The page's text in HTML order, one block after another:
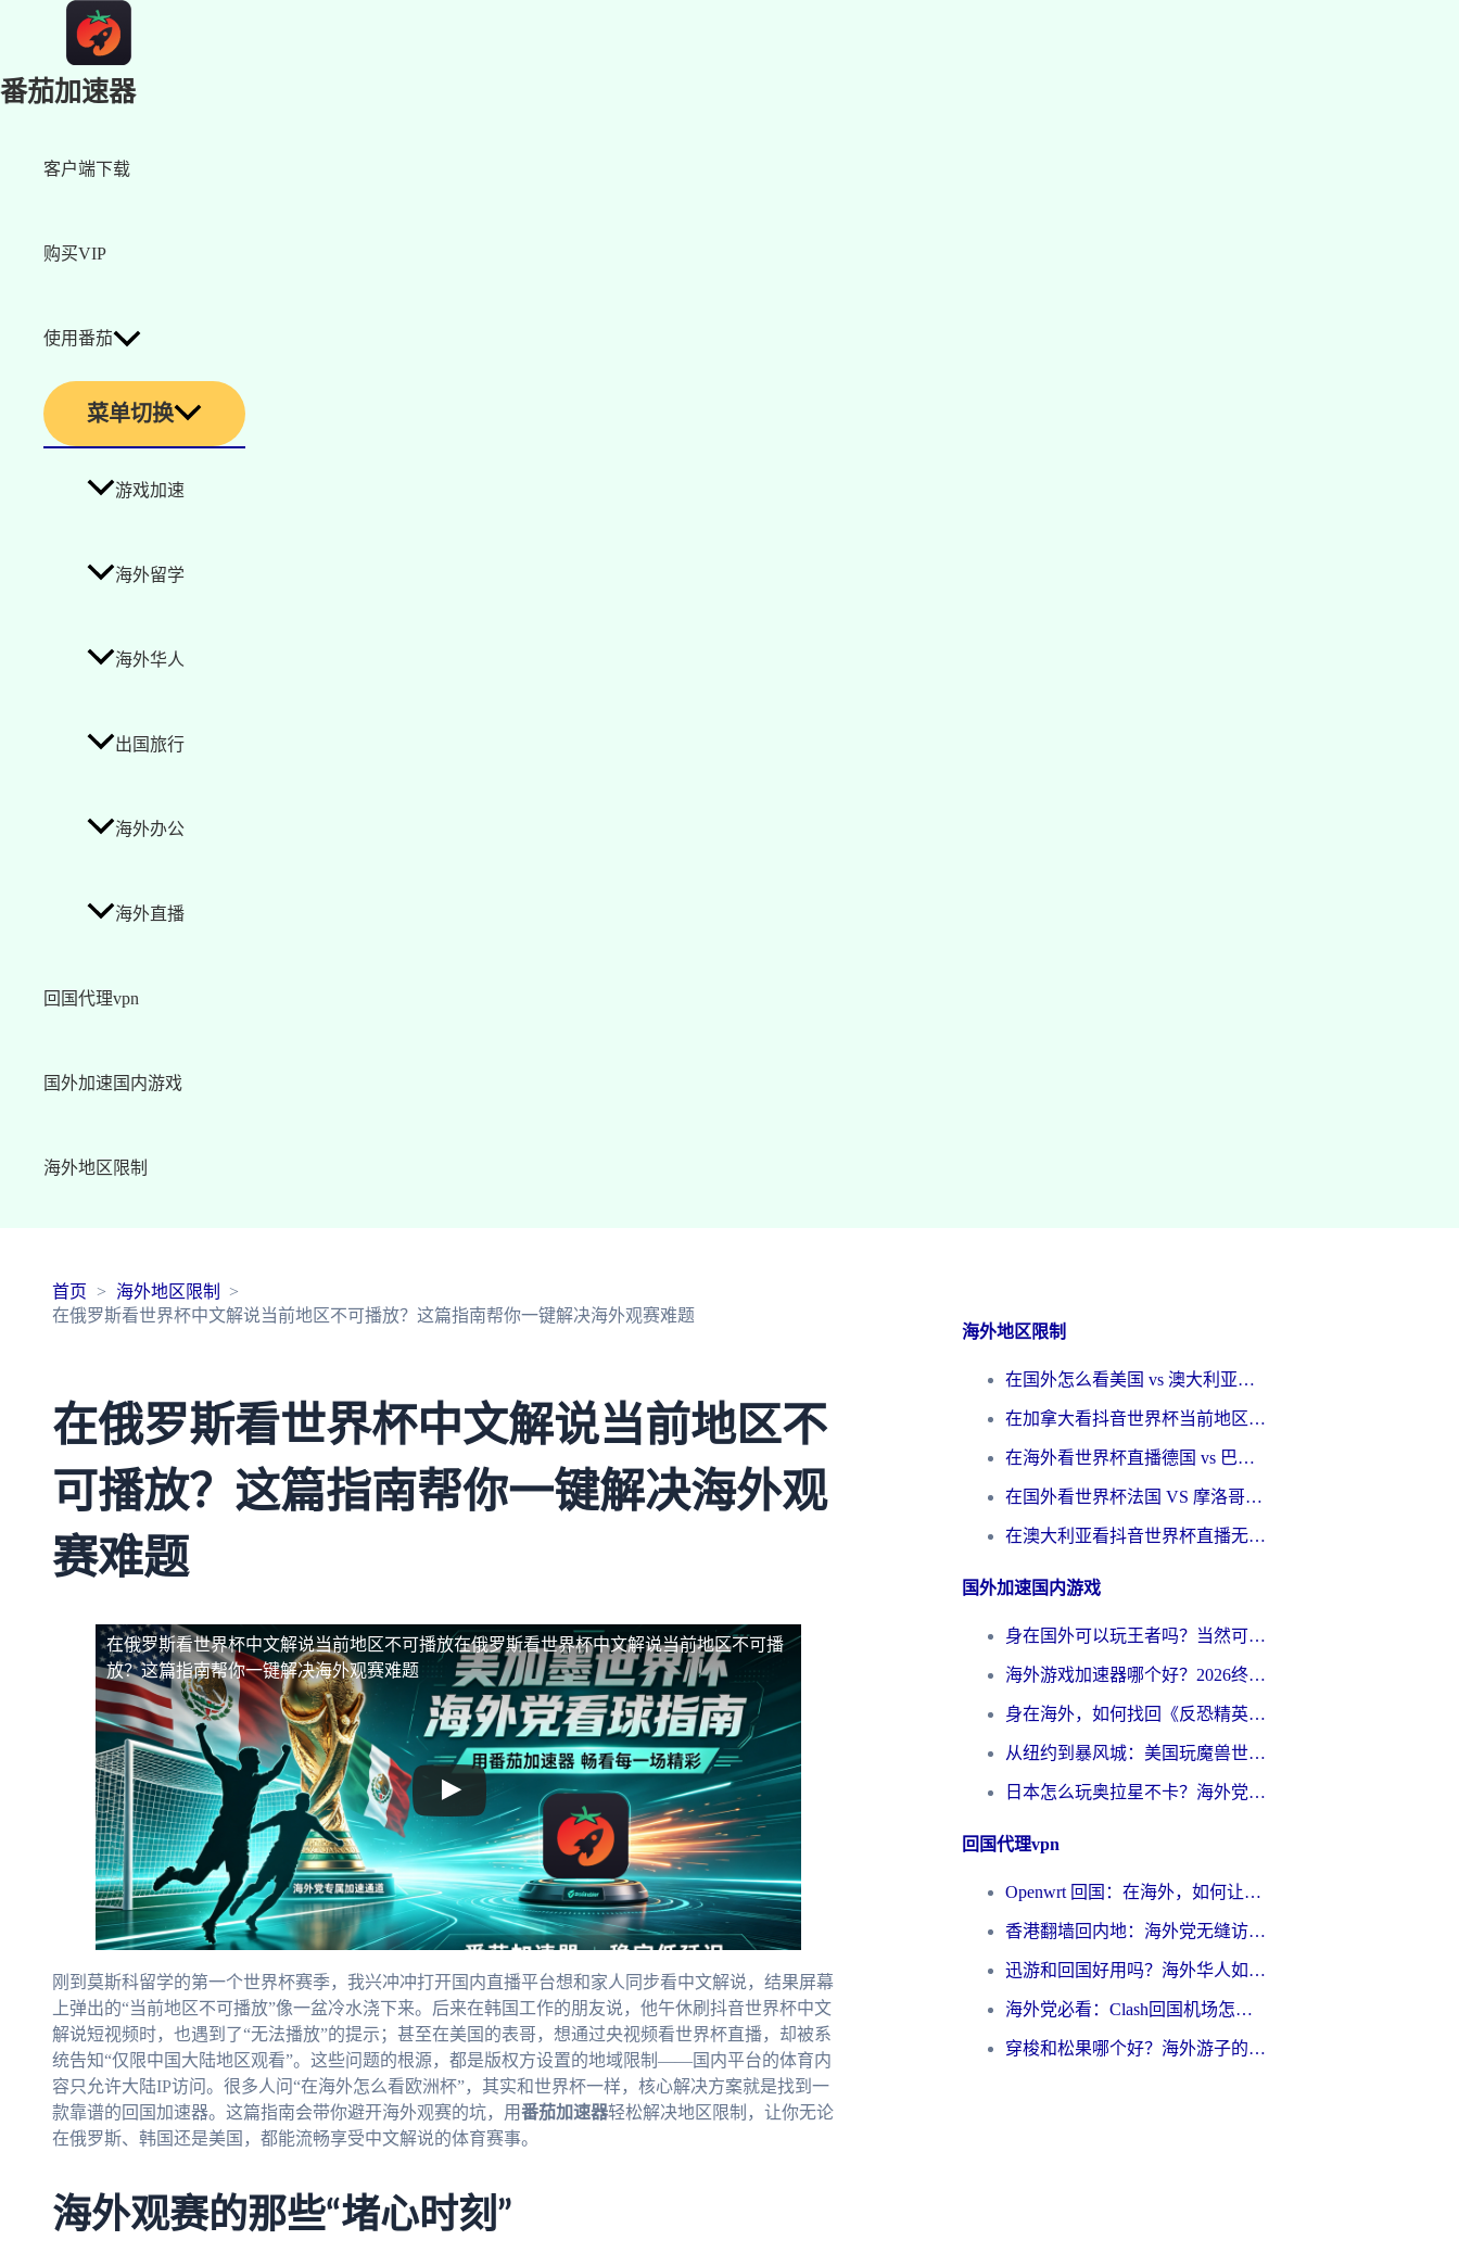
番茄加速器
客户端下载
购买VIP
使用番茄
菜单切换
游戏加速
海外留学
海外华人
出国旅行
海外办公
海外直播
回国代理vpn
国外加速国内游戏
海外地区限制
首页
海外地区限制
在俄罗斯看世界杯中文解说当前地区不可播放？这篇指南帮你一键解决海外观赛难题
在俄罗斯看世界杯中文解说当前地区不
可播放？这篇指南帮你一键解决海外观
赛难题
在俄罗斯看世界杯中文解说当前地区不可播放在俄罗斯看世界杯中文解说当前地区不可播
放？这篇指南帮你一键解决海外观赛难题
刚到莫斯科留学的第一个世界杯赛季，我兴冲冲打开国内直播平台想和家人同步看中文解说，结果屏幕
上弹出的“当前地区不可播放”像一盆冷水浇下来。后来在韩国工作的朋友说，他午休刷抖音世界杯中文
解说短视频时，也遇到了“无法播放”的提示；甚至在美国的表哥，想通过央视频看世界杯直播，却被系
统告知“仅限中国大陆地区观看”。这些问题的根源，都是版权方设置的地域限制——国内平台的体育内
容只允许大陆IP访问。很多人问“在海外怎么看欧洲杯”，其实和世界杯一样，核心解决方案就是找到一
款靠谱的回国加速器。这篇指南会带你避开海外观赛的坑，用番茄加速器轻松解决地区限制，让你无论
在俄罗斯、韩国还是美国，都能流畅享受中文解说的体育赛事。
海外观赛的那些“堵心时刻”
海外地区限制
在国外怎么看美国 vs 澳大利亚世界杯直播？海外党必藏的中文解说观赛指南
在加拿大看抖音世界杯当前地区不可播放？海外党体育观赛终极指南
在海外看世界杯直播德国 vs 巴拉圭当前IP受限制？这篇指南帮你轻松解决地区限制
在国外看世界杯法国 VS 摩洛哥仅限中国大陆？别让地域限制拦下你的欢呼
在澳大利亚看抖音世界杯直播无法播放？海外党体育观赛终极指南来了！
国外加速国内游戏
身在国外可以玩王者吗？当然可以，但你需要这份“加速”指南
海外游戏加速器哪个好？2026终极指南帮你畅玩国服+解决卡顿难题
身在海外，如何找回《反恐精英：全球攻势》国服的丝滑手感？一份给你的终极指南
从纽约到暴风城：美国玩魔兽世界，如何找到你的最佳网络航线
日本怎么玩奥拉星不卡？海外党国服游戏加速器选择全攻略
回国代理vpn
Openwrt 回国：在海外，如何让家的网络触手可及
香港翻墙回内地：海外党无缝访问国内资源的加速器选择全攻略
迅游和回国好用吗？海外华人如何选择靠谱的回国加速器
海外党必看：Clash回国机场怎么选？一篇搞定无缝访问国内资源的全攻略
穿梭和松果哪个好？海外游子的数字归乡路，到底该怎么选